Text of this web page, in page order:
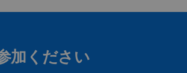
加ください